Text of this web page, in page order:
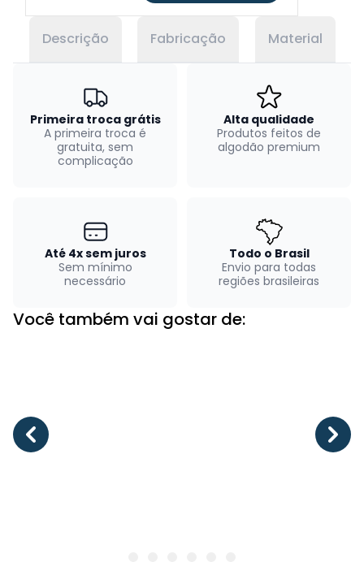
Descrição Fabricação Material
Primeira troca grátis
A primeira troca é
gratuita, sem
complicação
Alta qualidade
Produtos feitos de
algodão premium
Até 4x sem juros
Sem mínimo
necessário
Todo o Brasil
Envio para todas
regiões brasileiras
Você também vai gostar de: